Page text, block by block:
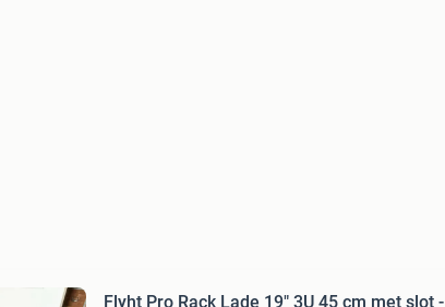
Flyht Pro Rack Lade 19" 3U 45 cm met slot -